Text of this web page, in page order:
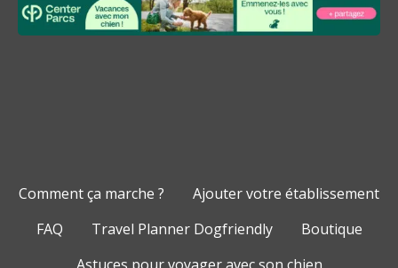
Comment ça marche ?
Ajouter votre établissement
FAQ
Travel Planner Dogfriendly
Boutique